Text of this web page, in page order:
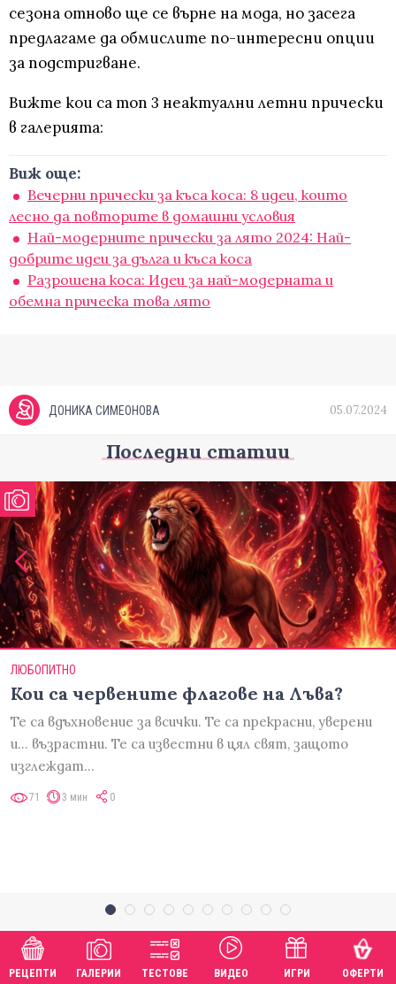
сезона отново ще се върне на мода, но засега
предлагаме да обмислите по-интересни опции
за подстригване.
Вижте кои са топ 3 неактуални летни прически
в галерията:
Виж още:
Вечерни прически за къса коса: 8 идеи, които
лесно да повторите в домашни условия
Най-модерните прически за лято 2024: Най-
добрите идеи за дълга и къса коса
Разрошена коса: Идеи за най-модерната и
обемна прическа това лято
ДОНИКА СИМЕОНОВА 05.07.2024
Последни статии
ЛЮБОПИТНО
Кои са червените флагове на Лъва?
Те са вдъхновение за всички. Те са прекрасни, уверени
и... възрастни. Те са известни в цял свят, защото
изглеждат…
71 3 мин 0
РЕЦЕПТИ ГАЛЕРИИ ТЕСТОВЕ ВИДЕО ИГРИ ОФЕРТИ